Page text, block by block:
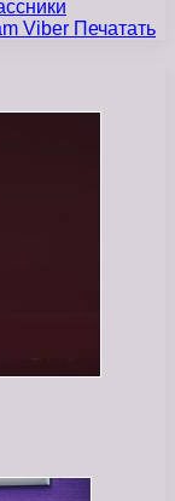
Viber Печатать